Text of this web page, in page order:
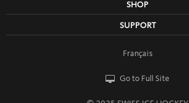
SHOP
SUPPORT
Français
Go to Full Site